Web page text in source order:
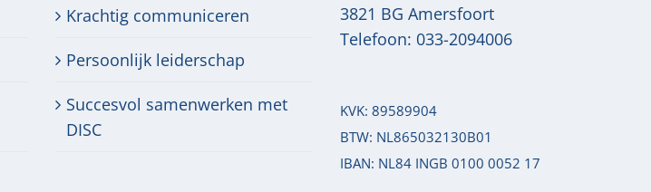
Krachtig communiceren
Persoonlijk leiderschap
Succesvol samenwerken met
DISC
3821 BG Amersfoort
Telefoon: 033-2094006
KVK: 89589904
BTW: NL865032130B01
IBAN: NL84 INGB 0100 0052 17